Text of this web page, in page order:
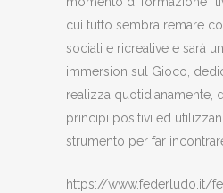
cui tutto sembra remare
sociali e ricreative e sarà
immersion sul Gioco,
realizza quotidianamente,
principi positivi ed
strumento per far
https://www.federludo.it/